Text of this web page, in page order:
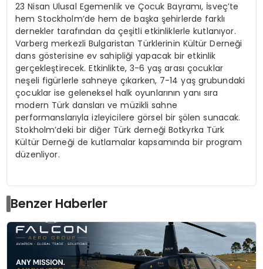
23 Nisan Ulusal Egemenlik ve Çocuk Bayramı, İsveç’te
hem Stockholm’de hem de başka şehirlerde farklı
dernekler tarafından da çeşitli etkinliklerle kutlanıyor.
Varberg merkezli Bulgaristan Türklerinin Kültür Derneği
dans gösterisine ev sahipliği yapacak bir etkinlik
gerçekleştirecek. Etkinlikte, 3-6 yaş arası çocuklar
neşeli figürlerle sahneye çıkarken, 7-14 yaş grubundaki
çocuklar ise geleneksel halk oyunlarının yanı sıra
modern Türk dansları ve müzikli sahne
performanslarıyla izleyicilere görsel bir şölen sunacak.
Stokholm’deki bir diğer Türk derneği Botkyrka Türk
Kültür Derneği de kutlamalar kapsamında bir program
düzenliyor.
Benzer Haberler